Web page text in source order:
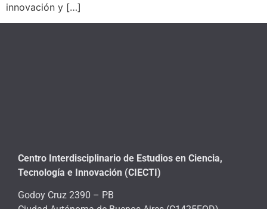
innovación y […]
Centro Interdisciplinario de Estudios en Ciencia,
Tecnología e Innovación (CIECTI)
Godoy Cruz 2390 – PB